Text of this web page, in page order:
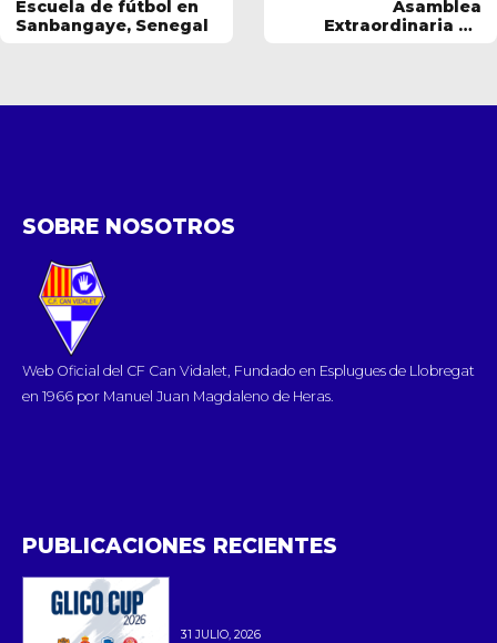
Escuela de fútbol en
Sanbangaye, Senegal
Asamblea
Extraordinaria de
SOBRE NOSOTROS
Web Oficial del CF Can Vidalet, Fundado en Esplugues de Llobregat
en 1966 por Manuel Juan Magdaleno de Heras.
PUBLICACIONES RECIENTES
31 JULIO, 2026